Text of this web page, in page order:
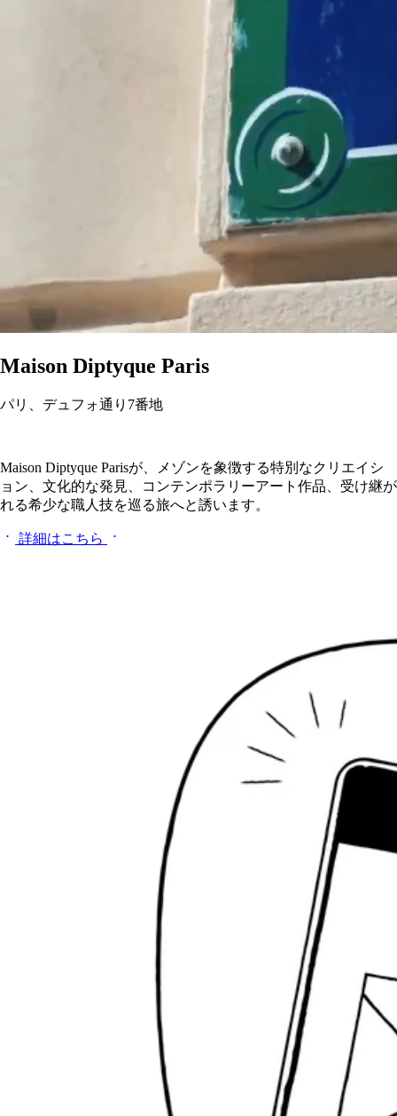
Maison Diptyque Paris
パリ、デュフォ通り7番地
Maison Diptyque Parisが、メゾンを象徴する特別なクリエイシ
ョン、文化的な発見、コンテンポラリーアート作品、受け継が
れる希少な職人技を巡る旅へと誘います。
詳細はこちら